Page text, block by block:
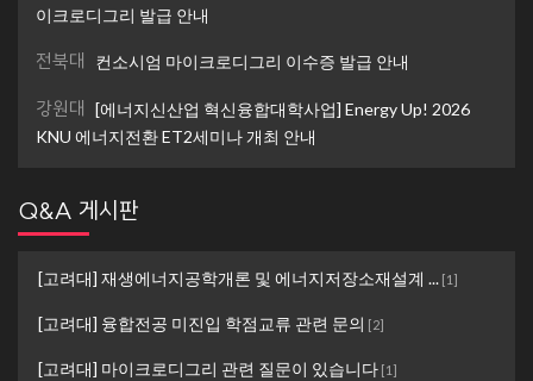
이크로디그리 발급 안내
전북대 컨소시엄 마이크로디그리 이수증 발급 안내
강원대 [에너지신산업 혁신융합대학사업] Energy Up! 2026
KNU 에너지전환 ET2세미나 개최 안내
Q&A 게시판
[고려대] 재생에너지공학개론 및 에너지저장소재설계 ... [1]
[고려대] 융합전공 미진입 학점교류 관련 문의 [2]
[고려대] 마이크로디그리 관련 질문이 있습니다 [1]